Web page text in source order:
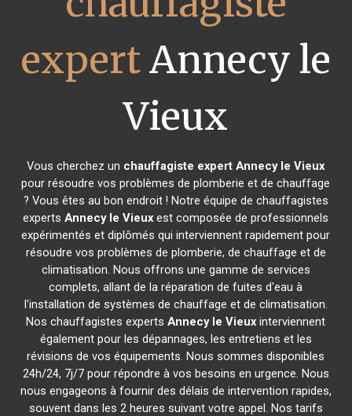
expertAnnecy le
Vieux
Vous cherchez un chauffagiste expert Annecy le Vieux
pour résoudre vos problèmes de plomberie et de chauffage
? Vous êtes au bon endroit ! Notre équipe de chauffagistes
expertsAnnecy le Vieux est composée de professionnels
expérimentés et diplômés qui interviennent rapidement pour
résoudre vos problèmes de plomberie, de chauffage et de
climatisation. Nous offrons une gamme de services
complets, allant de la réparation de fuites d'eau à
l'installation de systèmes de chauffage et de climatisation.
Nos chauffagistes expertsAnnecy le Vieux interviennent
également pour les dépannages, les entretiens et les
révisions de vos équipements. Nous sommes disponibles
24h/24, 7j/7 pour répondre à vos besoins en urgence. Nous
nous engageons à fournir des délais de intervention rapides,
souvent dans les 2 heures suivant votre appel. Nos tarifs